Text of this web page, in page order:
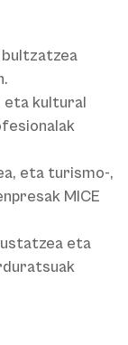
bultzatzea
eta kultural
eta turismo-,
MICE
eta